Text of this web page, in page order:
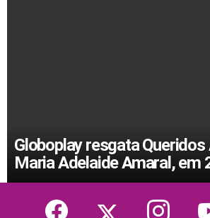
Globoplay resgata
Maria Adelaide Amaral, em
facebook instagram